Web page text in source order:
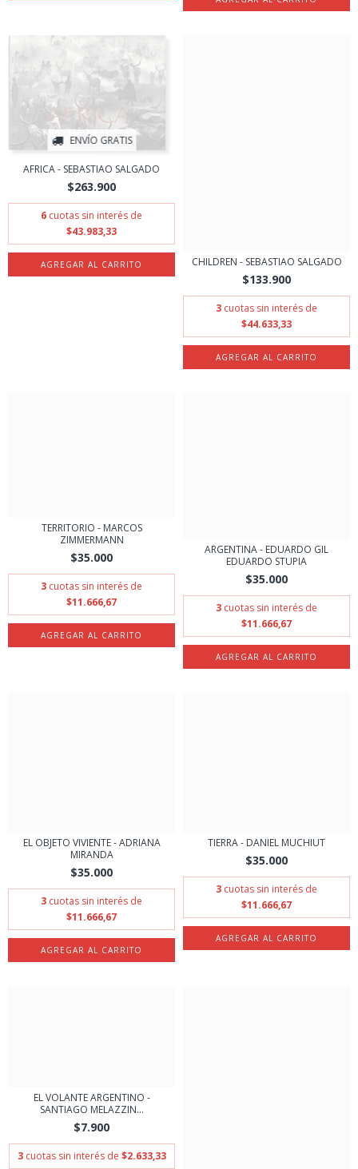
ENVÍO GRATIS
AFRICA - SEBASTIAO SALGADO
$263.900
6 cuotas sin interés de
$43.983,33
CHILDREN - SEBASTIAO SALGADO
$133.900
3 cuotas sin interés de
$44.633,33
TERRITORIO - MARCOS
ZIMMERMANN
$35.000
3 cuotas sin interés de
$11.666,67
ARGENTINA - EDUARDO GIL
EDUARDO STUPIA
$35.000
3 cuotas sin interés de
$11.666,67
EL OBJETO VIVIENTE - ADRIANA
MIRANDA
$35.000
3 cuotas sin interés de
$11.666,67
TIERRA - DANIEL MUCHIUT
$35.000
3 cuotas sin interés de
$11.666,67
EL VOLANTE ARGENTINO -
SANTIAGO MELAZZIN...
$7.900
3 cuotas sin interés de $2.633,33